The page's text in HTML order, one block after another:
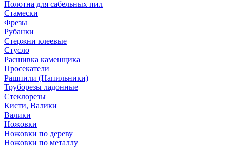
Полотна для сабельных пил
Стамески
Фрезы
Рубанки
Стержни клеевые
Стусло
Расшивка каменщика
Просекатели
Рашпили (Напильники)
Труборезы ладонные
Стеклорезы
Кисти, Валики
Валики
Ножовки
Ножовки по дереву
Ножовки по металлу